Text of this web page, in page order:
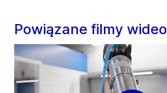
Powiązane filmy wideo